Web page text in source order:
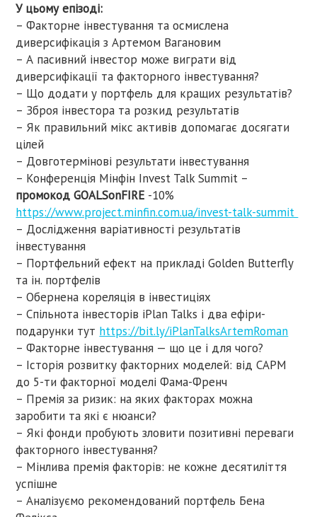
У цьому епізоді:
– Факторне інвестування та осмислена
диверсифікація з Артемом Вагановим
– А пасивний інвестор може виграти від
диверсифікації та факторного інвестування?
– Що додати у портфель для кращих результатів?
– Зброя інвестора та розкид результатів
– Як правильний мікс активів допомагає досягати
цілей
– Довготермінові результати інвестування
– Конференція Мінфін Invest Talk Summit –
промокод GOALSonFIRE -10%
⁠https://www.project.minfin.com.ua/invest-talk-summit⁠
– Дослідження варіативності результатів
інвестування
– Портфельний ефект на прикладі Golden Butterfly
та ін. портфелів
– Обернена кореляція в інвестиціях
– Спільнота інвесторів iPlan Talks і два ефіри-
подарунки тут ⁠ https://bit.ly/iPlanTalksArtemRoman⁠
– Факторне інвестування — що це і для чого?
– Історія розвитку факторних моделей: від CAPM
до 5-ти факторної моделі Фама-Френч
– Премія за ризик: на яких факторах можна
заробити та які є нюанси?
– Які фонди пробують зловити позитивні переваги
факторного інвестування?
– Мінлива премія факторів: не кожне десятиліття
успішне
– Аналізуємо рекомендований портфель Бена